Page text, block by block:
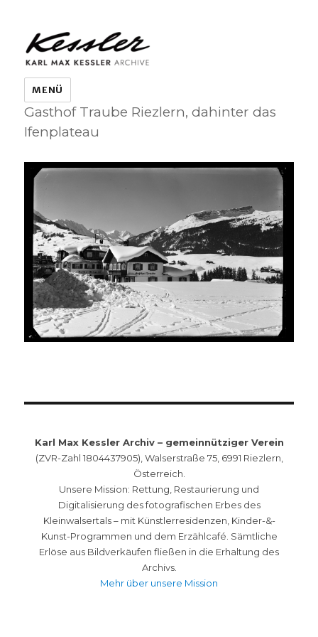
KARL MAX KESSLER ARCHIVE
MENÜ
Gasthof Traube Riezlern, dahinter das
Ifenplateau
Karl Max Kessler Archiv – gemeinnütziger Verein
(ZVR-Zahl 1804437905), Walserstraße 75, 6991 Riezlern,
Österreich.
Unsere Mission: Rettung, Restaurierung und
Digitalisierung des fotografischen Erbes des
Kleinwalsertals – mit Künstlerresidenzen, Kinder-&-
Kunst-Programmen und dem Erzählcafé. Sämtliche
Erlöse aus Bildverkäufen fließen in die Erhaltung des
Archivs.
Mehr über unsere Mission